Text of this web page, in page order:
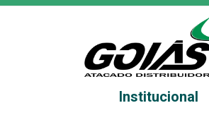
Institucional